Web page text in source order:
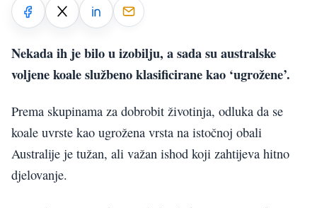
Nekada ih je bilo u izobilju, a sada su australske
voljene koale službeno klasificirane kao ‘ugrožene’.
Prema skupinama za dobrobit životinja, odluka da se
koale uvrste kao ugrožena vrsta na istočnoj obali
Australije je tužan, ali važan ishod koji zahtijeva hitno
djelovanje.